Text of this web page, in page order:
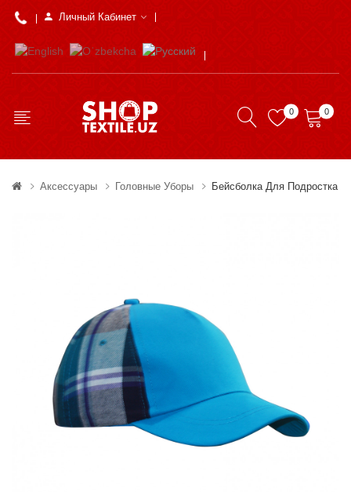
Личный Кабинет
0 0
Аксессуары Головные Уборы Бейсболка Для Подростка